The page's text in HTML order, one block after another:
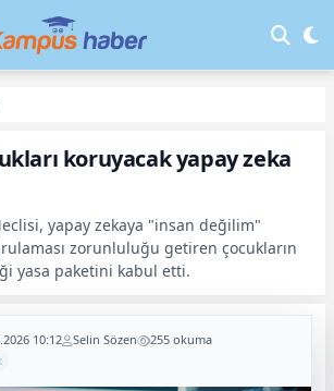
koruyacak yapay zeka
yapay zekaya "insan değilim"
zorunluluğu getiren çocukların
yasa paketini kabul etti.
10:12 Selin Sözen 255 okuma